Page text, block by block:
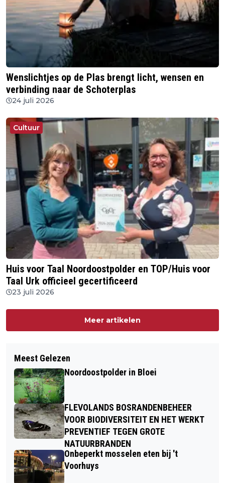
Wenslichtjes op de Plas brengt licht, wensen en
verbinding naar de Schoterplas
24 juli 2026
Cultuur
Huis voor Taal Noordoostpolder en TOP/Huis voor
Taal Urk officieel gecertificeerd
23 juli 2026
Meer artikelen
Meest Gelezen
Noordoostpolder in Bloei
FLEVOLANDS BOSRANDENBEHEER
VOOR BIODIVERSITEIT EN HET WERKT
PREVENTIEF TEGEN GROTE
NATUURBRANDEN
Onbeperkt mosselen eten bij 't
Voorhuys